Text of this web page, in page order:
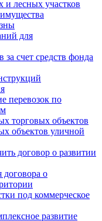
и лесных участков
для
счет средств фонда
перевозок по
торговых объектов
объектов уличной
договор о развитии
договора о
под коммерческое
развитие